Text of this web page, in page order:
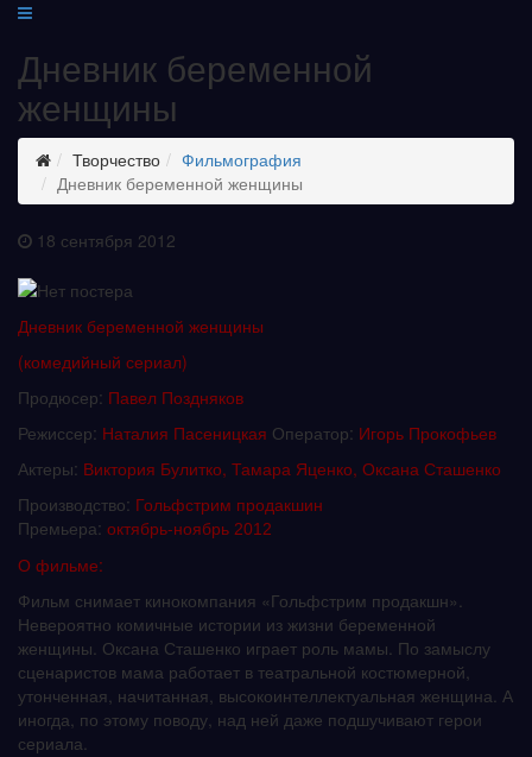
Дневник беременной
женщины
Творчество
Фильмография
Дневник беременной женщины
18 сентября 2012
Дневник беременной женщины
(комедийный сериал)
Продюсер: Павел Поздняков
Режиссер: Наталия Пасеницкая Оператор: Игорь Прокофьев
Актеры: Виктория Булитко, Тамара Яценко, Оксана Сташенко
Производство: Гольфстрим продакшин
Премьера: октябрь-ноябрь 2012
О фильме:
Фильм снимает кинокомпания «Гольфстрим продакшн».
Невероятно комичные истории из жизни беременной
женщины. Оксана Сташенко играет роль мамы. По замыслу
сценаристов мама работает в театральной костюмерной,
утонченная, начитанная, высокоинтеллектуальная женщина. А
иногда, по этому поводу, над ней даже подшучивают герои
сериала.